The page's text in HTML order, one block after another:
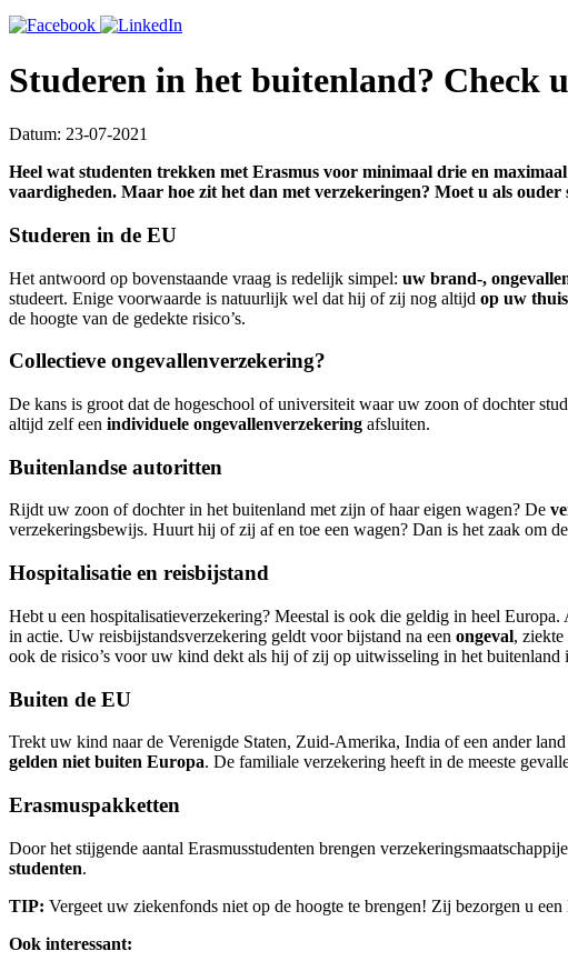
Studeren in het buitenland? Check
Datum: 23-07-2021
Heel wat studenten trekken met Erasmus voor minimaal drie en
vaardigheden. Maar hoe zit het dan met verzekeringen? Moet u als
Studeren in de EU
Het antwoord op bovenstaande vraag is redelijk simpel: uw brand-,
studeert. Enige voorwaarde is natuurlijk wel dat hij of zij nog altijd op uw
de hoogte van de gedekte risico’s.
Collectieve ongevallenverzekering?
De kans is groot dat de hogeschool of universiteit waar uw zoon of dochter
altijd zelf een individuele ongevallenverzekering afsluiten.
Buitenlandse autoritten
Rijdt uw zoon of dochter in het buitenland met zijn of haar eigen wagen? De
verzekeringsbewijs. Huurt hij of zij af en toe een wagen? Dan is het zaak om
Hospitalisatie en reisbijstand
Hebt u een hospitalisatieverzekering? Meestal is ook die geldig in heel
in actie. Uw reisbijstandsverzekering geldt voor bijstand na een ongeval, ziekte
ook de risico’s voor uw kind dekt als hij of zij op uitwisseling in het buitenland
Buiten de EU
Trekt uw kind naar de Verenigde Staten, Zuid-Amerika, India of een ander
gelden niet buiten Europa. De familiale verzekering heeft in de meeste
Erasmuspakketten
Door het stijgende aantal Erasmusstudenten brengen
studenten.
TIP: Vergeet uw ziekenfonds niet op de hoogte te brengen! Zij bezorgen u
Ook interessant: